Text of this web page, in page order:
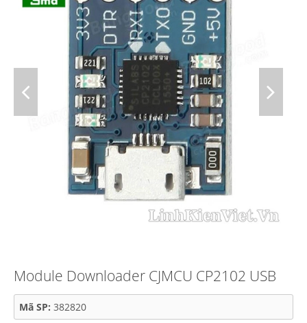
Module Downloader CJMCU CP2102 USB
Mã SP: 382820